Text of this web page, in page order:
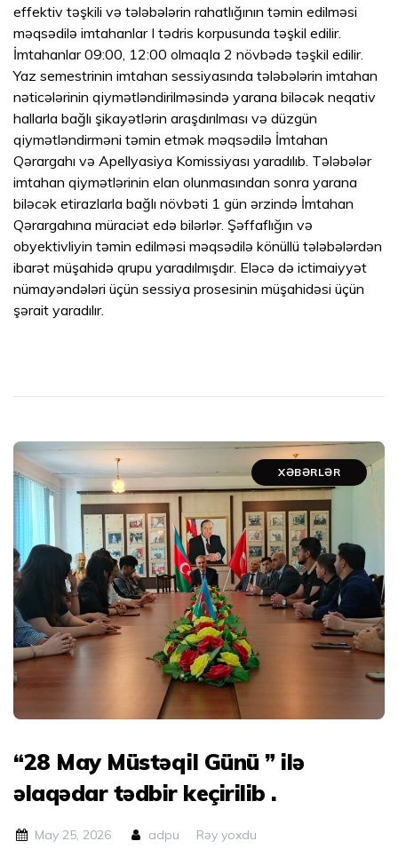
effektiv təşkili və tələbələrin rahatlığının təmin edilməsi
məqsədilə imtahanlar I tədris korpusunda təşkil edilir.
İmtahanlar 09:00, 12:00 olmaqla 2 növbədə təşkil edilir.
Yaz semestrinin imtahan sessiyasında tələbələrin imtahan
nəticələrinin qiymətləndirilməsində yarana biləcək neqativ
hallarla bağlı şikayətlərin araşdırılması və düzgün
qiymətləndirməni təmin etmək məqsədilə İmtahan
Qərargahı və Apellyasiya Komissiyası yaradılıb. Tələbələr
imtahan qiymətlərinin elan olunmasından sonra yarana
biləcək etirazlarla bağlı növbəti 1 gün ərzində İmtahan
Qərargahına müraciət edə bilərlər. Şəffaflığın və
obyektivliyin təmin edilməsi məqsədilə könüllü tələbələrdən
ibarət müşahidə qrupu yaradılmışdır. Eləcə də ictimaiyyət
nümayəndələri üçün sessiya prosesinin müşahidəsi üçün
şərait yaradılır.
XƏBƏRLƏR
“28 May Müstəqil Günü ” ilə
əlaqədar tədbir keçirilib .
May 25, 2026 adpu Rəy yoxdu